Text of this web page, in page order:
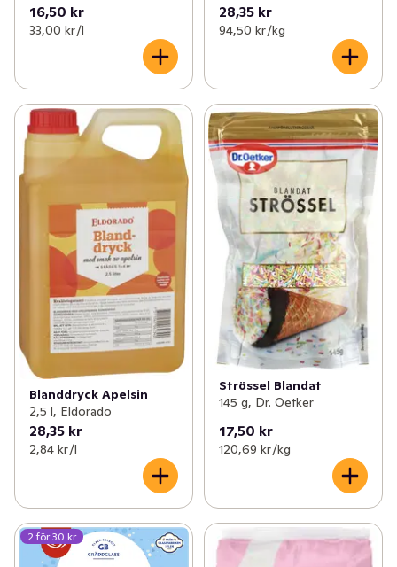
16,50 kr
33,00 kr /l
28,35 kr
94,50 kr /kg
Blanddryck Apelsin
2,5 l, Eldorado
28,35 kr
2,84 kr /l
Strössel Blandat
145 g, Dr. Oetker
17,50 kr
120,69 kr /kg
2 för 30 kr